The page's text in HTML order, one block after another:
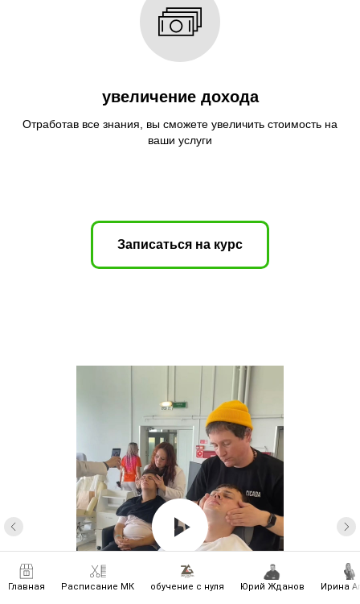
Главная Расписание МК обучение с нуля Юрий Жданов Ирина
увеличение дохода
Отработав все знания, вы сможете увеличить стоимость на
ваши услуги
Записаться на курс